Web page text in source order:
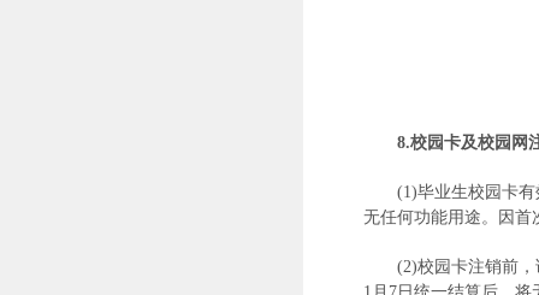
8.校园卡及校园
(1)毕业生校园卡
无任何功能用途。因首
(2)校园卡注销前